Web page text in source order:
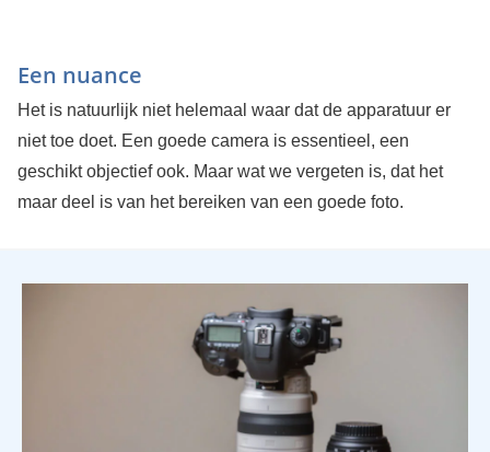
Een nuance
Het is natuurlijk niet helemaal waar dat de apparatuur er
niet toe doet. Een goede camera is essentieel, een
geschikt objectief ook. Maar wat we vergeten is, dat het
maar deel is van het bereiken van een goede foto.